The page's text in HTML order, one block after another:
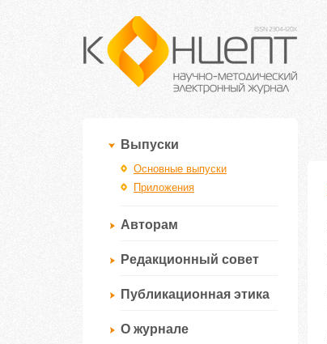
Выпуски
Основные выпуски
Приложения
Авторам
Редакционный совет
Публикационная этика
О журнале